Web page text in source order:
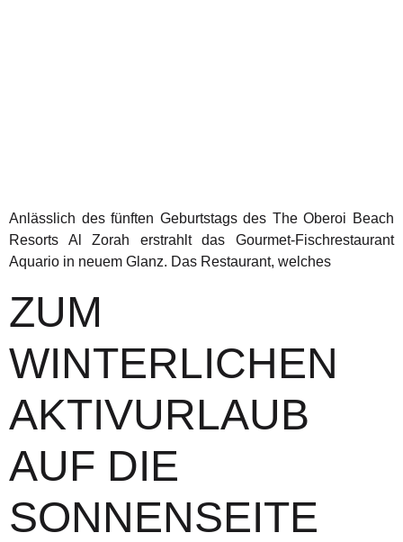
Anlässlich des fünften Geburtstags des The Oberoi Beach
Resorts Al Zorah erstrahlt das Gourmet-Fischrestaurant
Aquario in neuem Glanz. Das Restaurant, welches
ZUM
WINTERLICHEN
AKTIVURLAUB
AUF DIE
SONNENSEITE